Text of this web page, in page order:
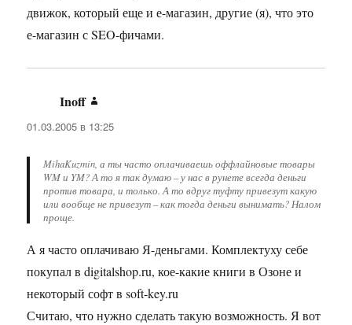
движок, который еще и е-магазин, другие (я), что это
е-магазин с SEO-фичами.
Inoff
01.03.2005 в 13:25
MihaKuzmin, а ты часто оплачиваешь оффлайновые товары
WM и YM? А то я так думаю – у нас в рунете всегда деньги
против товара, и только. А то вдруг туфту привезут какую
или вообще не привезут – как тогда деньги вынимать? Налом
проще.
А я часто оплачиваю Я-деньгами. Комплектуху себе
покупал в digitalshop.ru, кое-какие книги в Озоне и
некоторый софт в soft-key.ru
Считаю, что нужно сделать такую возможность. Я вот